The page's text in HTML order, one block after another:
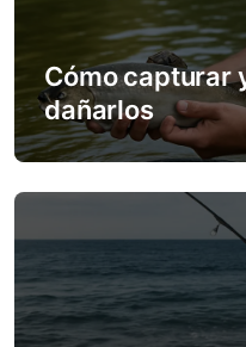
a
t
i
o
Cómo capturar
dañarlos